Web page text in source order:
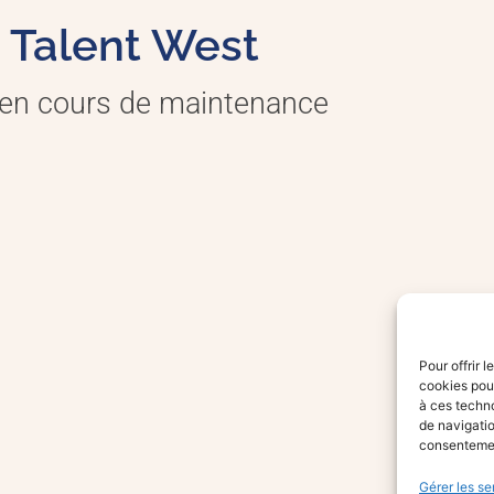
Pour offrir
cookies
à ces
de
Gérer les
Talent West
cours de maintenance